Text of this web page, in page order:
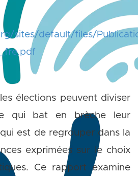
sites/default/files/
élections peuvent diviser
qui bat en brèche leur
est de regrouper dans la
exprimées sur le choix
Ce rapport examine